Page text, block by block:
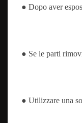
● Dopo aver
● Se le parti
● Utilizzare una